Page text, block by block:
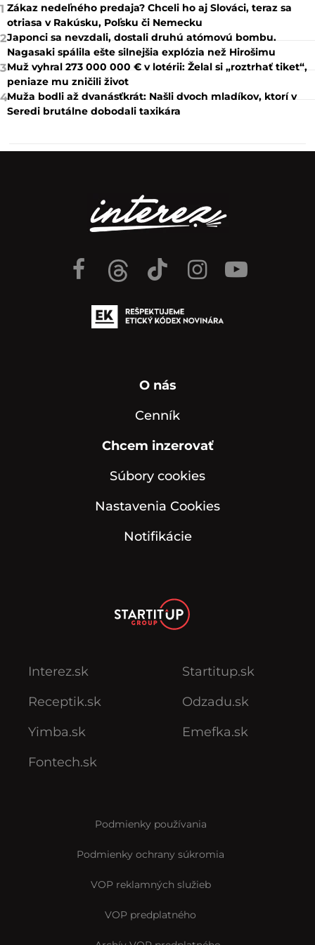
1 Zákaz nedeľného predaja? Chceli ho aj Slováci, teraz sa
otriasa v Rakúsku, Poľsku či Nemecku
2Japonci sa nevzdali, dostali druhú atómovú bombu.
Nagasaki spálila ešte silnejšia explózia než Hirošimu
3Muž vyhral 273 000 000 € v lotérii: Želal si „roztrhať tiket“,
peniaze mu zničili život
4Muža bodli až dvanásťkrát: Našli dvoch mladíkov, ktorí v
Seredi brutálne dobodali taxikára
O nás
Cenník
Chcem inzerovať
Súbory cookies
Nastavenia Cookies
Notifikácie
Interez.sk
Receptik.sk
Yimba.sk
Fontech.sk
Startitup.sk
Odzadu.sk
Emefka.sk
Podmienky používania
Podmienky ochrany súkromia
VOP reklamných služieb
VOP predplatného